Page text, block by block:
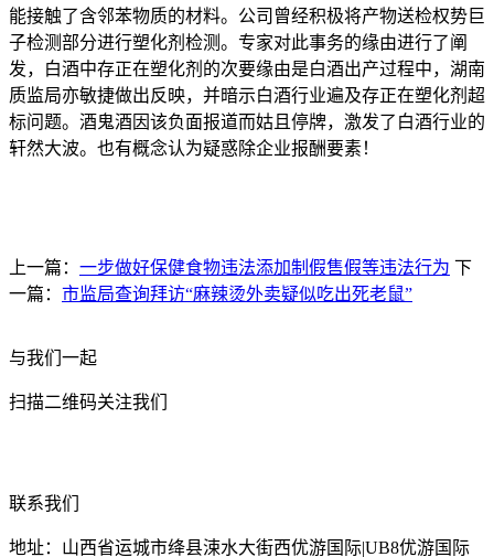
能接触了含邻苯物质的材料。公司曾经积极将产物送检权势巨
子检测部分进行塑化剂检测。专家对此事务的缘由进行了阐
发，白酒中存正在塑化剂的次要缘由是白酒出产过程中，湖南
质监局亦敏捷做出反映，并暗示白酒行业遍及存正在塑化剂超
标问题。酒鬼酒因该负面报道而姑且停牌，激发了白酒行业的
轩然大波。也有概念认为疑惑除企业报酬要素！
上一篇： 一步做好保健食物违法添加制假售假等违法行为 下
一篇： 市监局查询拜访“麻辣烫外卖疑似吃出死老鼠”
与我们一起
扫描二维码关注我们
联系我们
地址：山西省运城市绛县涑水大街西优游国际|UB8优游国际